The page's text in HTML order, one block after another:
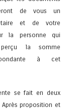
de vous un
et de votre
la personne qui
la somme
à cet
se fait en deux
Après proposition et